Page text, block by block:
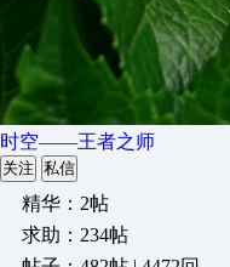
时空——王者之师
关注 私信
精华：2帖
求助：234帖